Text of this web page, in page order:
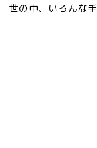
世の中、いろんな